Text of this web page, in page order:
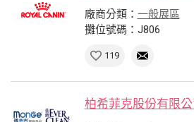
廠商分類： 一般展區
攤位號碼：J806
119
柏希菲克股份有限公